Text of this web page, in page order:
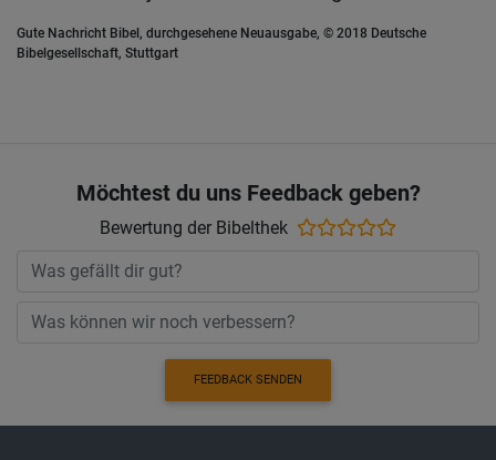
Gute Nachricht Bibel, durchgesehene Neuausgabe, © 2018 Deutsche
Bibelgesellschaft, Stuttgart
Möchtest du uns Feedback geben?
Bewertung der Bibelthek
FEEDBACK SENDEN